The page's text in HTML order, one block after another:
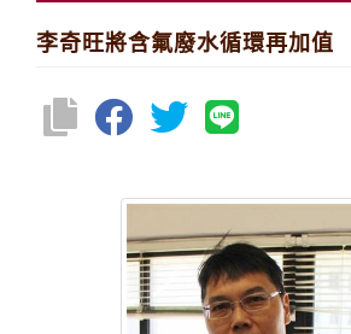
李奇旺將含氟廢水循環再加值